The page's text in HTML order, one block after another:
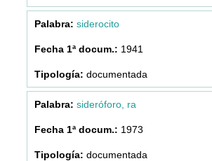
siderocito
1941
documentada
sideróforo, ra
1973
documentada